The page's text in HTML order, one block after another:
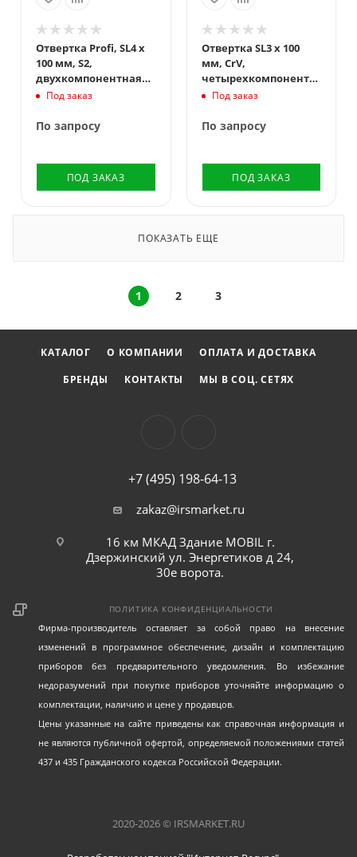
Отвертка Profi, SL4 х
100 мм, S2,
двухкомпонентная
рукоятка Matrix
Под заказ
По запросу
ПОД ЗАКАЗ
Отвертка SL3 х 100
мм, CrV,
четырехкомпонентная
рукоятка Сибртех
Под заказ
По запросу
ПОД ЗАКАЗ
ПОКАЗАТЬ ЕЩЕ
1 2 3
КАТАЛОГ О КОМПАНИИ
ОПЛАТА И ДОСТАВКА
БРЕНДЫ
КОНТАКТЫ МЫ В СОЦ. СЕТЯХ
+7 (495) 198-64-13
zakaz@irsmarket.ru
16 км МКАД Здание MOBIL г.
Дзержинский ул. Энергетиков д 24,
30е ворота.
ПОЛИТИКА КОНФИДЕНЦИАЛЬНОСТИ
Фирма-производитель оставляет за собой право на внесение
изменений в программное обеспечение, дизайн и комплектацию
приборов без предварительного уведомления. Во избежание
недоразумений при покупке приборов уточняйте информацию о
комплектации, наличию и цене у продавцов.
Цены указанные на сайте приведены как справочная информация и
не являются публичной офертой, определяемой положениями статей
437 и 435 Гражданского кодекса Российской Федерации.
2020-2026 © IRSMARKET.RU